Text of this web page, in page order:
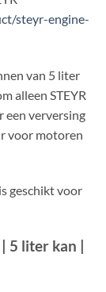
steyr-engine-
van 5 liter
alleen STEYR
een verversing
voor motoren
geschikt voor
5 liter kan |